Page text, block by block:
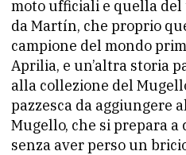
moto ufficiali e quella del
da Martín, che proprio
campione del mondo
Aprilia, e un’altra storia
alla collezione del
pazzesca da aggiungere
Mugello, che si prepara
senza aver perso un